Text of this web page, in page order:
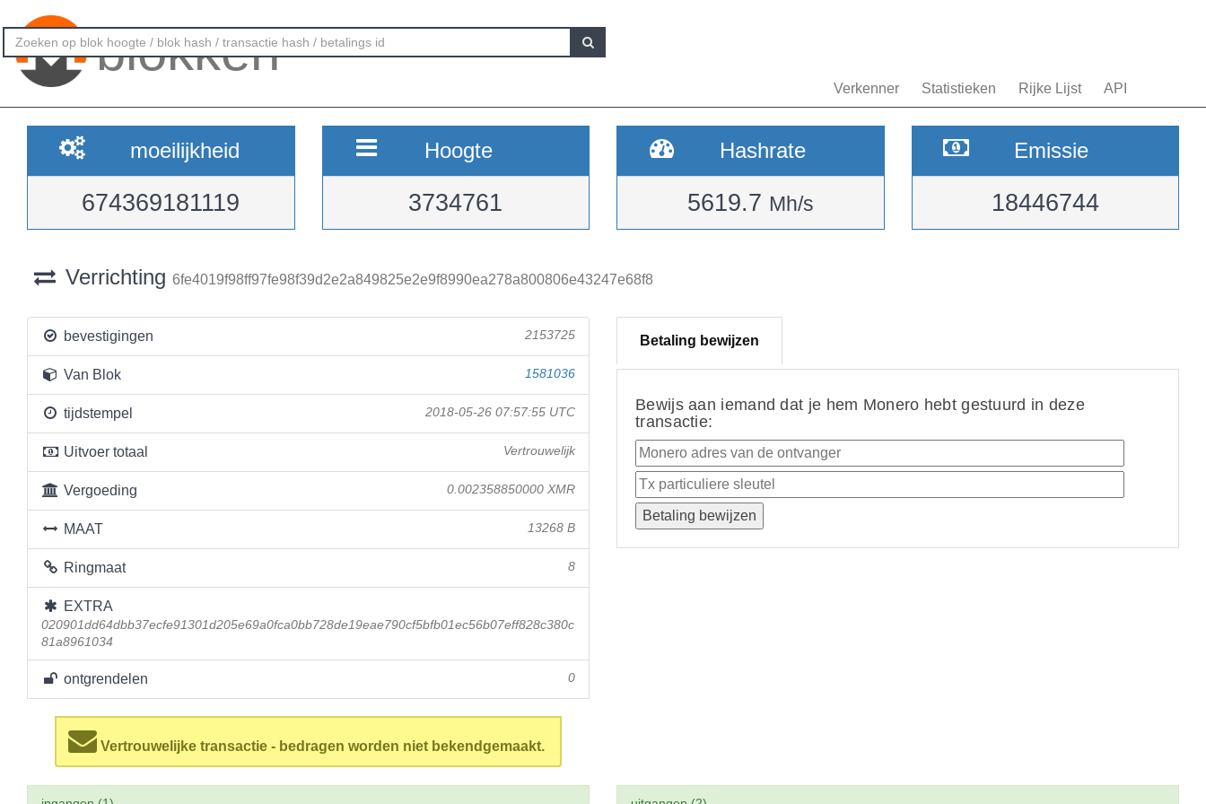
blokken
Verkenner Statistieken Rijke Lijst API
moeilijkheid
674369181119
Hoogte
3734761
Hashrate
5619.7 Mh/s
Emissie
18446744
Verrichting 6fe4019f98ff97fe98f39d2e2a849825e2e9f8990ea278a800806e43247e68f8
bevestigingen 2153725
Van Blok 1581036
tijdstempel 2018-05-26 07:57:55 UTC
Uitvoer totaal Vertrouwelijk
Vergoeding 0.002358850000 XMR
MAAT 13268 B
Ringmaat 8
EXTRA
020901dd64dbb37ecfe91301d205e69a0fca0bb728de19eae790cf5bfb01ec56b07eff828c380c
81a8961034
ontgrendelen 0
Vertrouwelijke transactie - bedragen worden niet bekendgemaakt.
Betaling bewijzen
Bewijs aan iemand dat je hem Monero hebt gestuurd in deze
transactie: